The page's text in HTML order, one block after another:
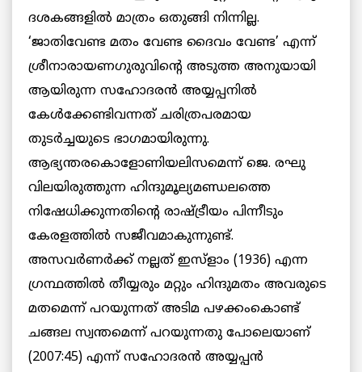
ദശകങ്ങളില്‍ മാത്രം ഒതുങ്ങി നിന്നില്ല.
‘ജാതിവേണ്ട മതം വേണ്ട ദൈവം വേണ്ട’ എന്ന്
ശ്രീനാരായണഗുരുവിന്റെ അടുത്ത അനുയായി
ആയിരുന്ന സഹോദരന്‍ അയ്യപ്പനില്‍
കേള്‍ക്കേണ്ടിവന്നത് ചരിത്രപരമായ
തുടര്‍ച്ചയുടെ ഭാഗമായിരുന്നു.
ആഭ്യന്തരകൊളോണിയലിസമെന്ന് ജെ. രഘു
വിലയിരുത്തുന്ന ഹിന്ദുമൂല്യമണ്ഡലത്തെ
നിഷേധിക്കുന്നതിന്റെ രാഷ്ട്രീയം പിന്നീടും
കേരളത്തില്‍ സജീവമാകുന്നുണ്ട്.
അസവര്‍ണര്‍ക്ക് നല്ലത് ഇസ്ളാം (1936) എന്ന
ഗ്രന്ഥത്തില്‍ തീയ്യരും മറ്റും ഹിന്ദുമതം അവരുടെ
മതമെന്ന് പറയുന്നത് അടിമ പഴക്കംകൊണ്ട്
ചങ്ങല സ്വന്തമെന്ന് പറയുന്നതു പോലെയാണ്
(2007:45) എന്ന് സഹോദരന്‍ അയ്യപ്പന്‍